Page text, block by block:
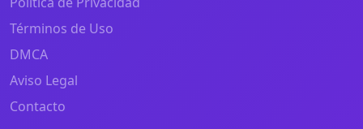
Términos de Uso
DMCA
Aviso Legal
Contacto